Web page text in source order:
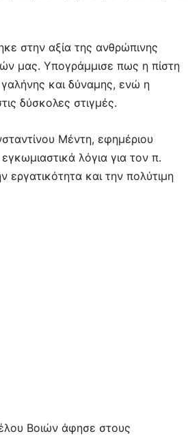
στην αξία της ανθρώπινης
μας. Υπογράμμισε πως η πίστη
και δύναμης, ενώ η
δύσκολες στιγμές.
Μέντη, εφημέριου
λόγια για τον π.
εργατικότητα και την πολύτιμη
Βοιών άφησε στους